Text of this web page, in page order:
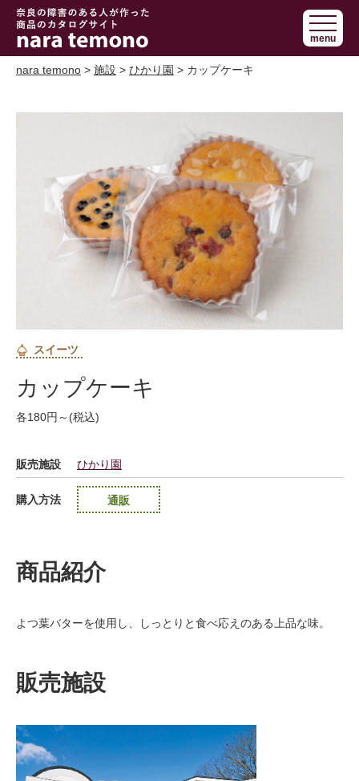
奈良で障害の
ある人の手作
り商品 nara
menu
nara temono > 施設 > ひかり園 > カップケーキ
スイーツ
カップケーキ
各180円～(税込)
販売施設 ひかり園
購入方法 通販
商品紹介
よつ葉バターを使用し、しっとりと食べ応えのある上品な味。
販売施設